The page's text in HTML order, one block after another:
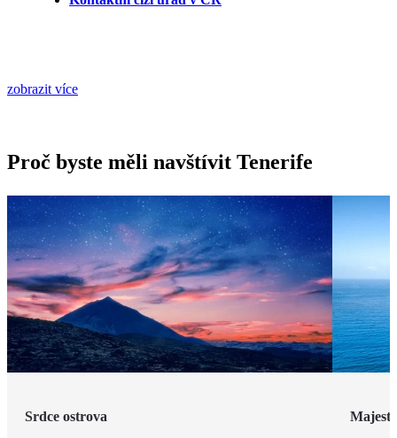
zobrazit více
Proč byste měli navštívit Tenerife
Srdce ostrova